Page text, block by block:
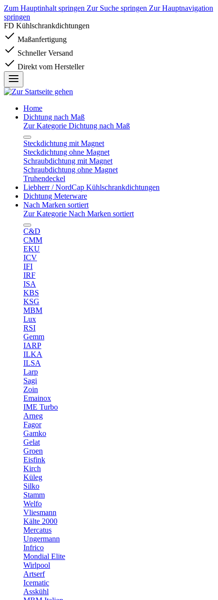
Zum Hauptinhalt springen Zur Suche springen Zur Hauptnavigation
springen
FD Kühlschrankdichtungen
Maßanfertigung
Schneller Versand
Direkt vom Hersteller
Home
Dichtung nach Maß
Zur Kategorie Dichtung nach Maß
Steckdichtung mit Magnet
Steckdichtung ohne Magnet
Schraubdichtung mit Magnet
Schraubdichtung ohne Magnet
Truhendeckel
Liebherr / NordCap Kühlschrankdichtungen
Dichtung Meterware
Nach Marken sortiert
Zur Kategorie Nach Marken sortiert
C&D
CMM
EKU
ICV
IFI
IRF
ISA
KBS
KSG
MBM
Lux
RSI
Gemm
IARP
ILKA
ILSA
Larp
Sagi
Zoin
Emainox
IME Turbo
Arneg
Fagor
Gamko
Gelat
Groen
Eisfink
Kirch
Küleg
Silko
Stamm
Welfo
Vliesmann
Kälte 2000
Mercatus
Ungermann
Infrico
Mondial Elite
Wirlpool
Artserf
Icematic
Asskühl